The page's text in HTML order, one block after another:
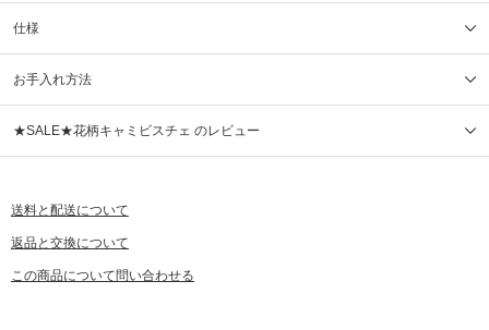
仕様
お手入れ方法
★SALE★花柄キャミビスチェ のレビュー
送料と配送について
返品と交換について
この商品について問い合わせる